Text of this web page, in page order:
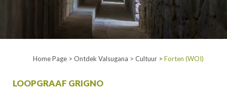
Home Page > Ontdek Valsugana > Cultuur > Forten (WOI)
LOOPGRAAF GRIGNO